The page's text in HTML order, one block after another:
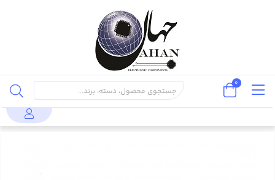
محصولات
قطعات نیمه
مدارات
تقویت کننده
AD818AR
0